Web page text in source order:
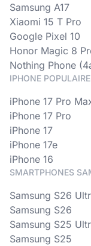
Samsung A17
Xiaomi 15 T Pro
Google Pixel 10
Honor Magic 8
Nothing Phone
IPHONE
iPhone 17 Pro
iPhone 17 Pro
iPhone 17
iPhone 17e
iPhone 16
SMARTPHONES
Samsung S26
Samsung S26
Samsung S25
Samsung S25